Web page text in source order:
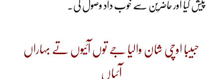
پیش کیا اور حاضرین سے خوب داد وصول کی۔
حبیبا اوچی شان والیا جے توں آئیوں تے بہاراں
آئیاں